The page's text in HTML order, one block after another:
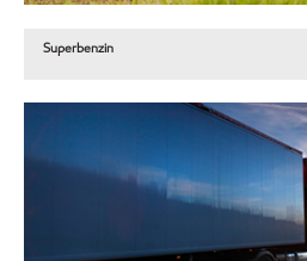
Superbenzin